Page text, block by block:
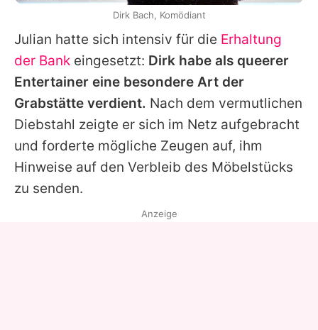
Julian hatte sich intensiv für die Erhaltung
der Bank eingesetzt: Dirk habe als queerer
Entertainer eine besondere Art der
Grabstätte verdient. Nach dem vermutlichen
Diebstahl zeigte er sich im Netz aufgebracht
und forderte mögliche Zeugen auf, ihm
Hinweise auf den Verbleib des Möbelstücks
zu senden.
Dirk Bach, Komödiant
Anzeige